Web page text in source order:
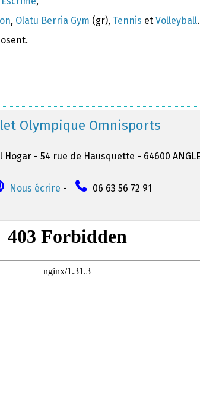
, Olatu Berria Gym (gr), Tennis et Volleyball.
Olympique Omnisports
Hogar - 54 rue de Hausquette - 64600
Nous écrire - 06 63 56 72 91